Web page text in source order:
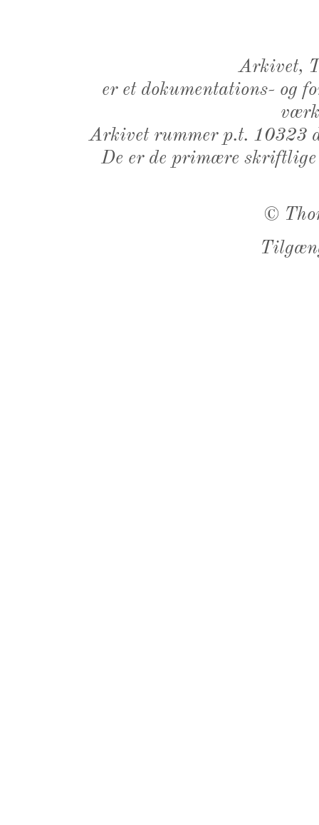
Arkivet,
er et dokumentations- og
Arkivet rummer p.t. 10323
De er de primære
©